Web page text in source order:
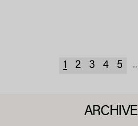
1 2 3 4 5 ...
ARCHIVE